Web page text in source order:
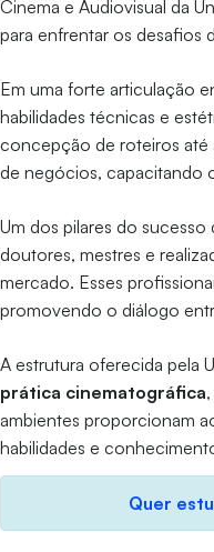
Cinema e Audiovisual da
para enfrentar os desafios
Em uma forte articulação
habilidades técnicas e
concepção de roteiros até
de negócios, capacitando
Um dos pilares do
doutores, mestres e
mercado. Esses
promovendo o diálogo
A estrutura oferecida pela
prática cinematográfica
ambientes proporcionam
habilidades e
Quer